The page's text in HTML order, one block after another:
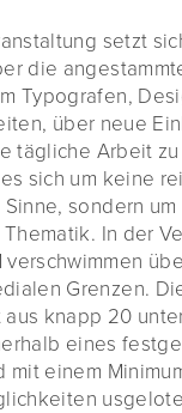
setzt
die
Typografen,
über neue
tägliche Arbeit
sich um keine
sondern
In der
verschwimmen
Grenzen.
aus knapp 20
eines
mit einem